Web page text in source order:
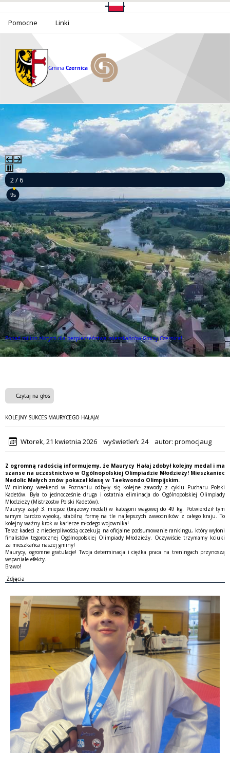
Pomocne Linki
Gmina Czernica
2 / 6
8s
Ponad milion złotych dla bezpieczeństwa mieszkańców Gminy Czernica!
Ponad milion złotych dla bezpieczeństwa mieszkańców Gminy Czernica!
Czytaj na głos
KOLEJNY SUKCES MAURYCEGO HAŁAJA!
Wtorek, 21 kwietnia 2026 wyświetleń: 24autor: promocjaug
Z ogromną radością informujemy, że Maurycy Hałaj zdobył kolejny medal i ma
szanse na uczestnictwo w Ogólnopolskiej Olimpiadzie Młodzieży! Mieszkaniec
Nadolic Małych znów pokazał klasę w Taekwondo Olimpijskim.
W miniony weekend w Poznaniu odbyły się kolejne zawody z cyklu Pucharu Polski
Kadetów. Była to jednocześnie druga i ostatnia eliminacja do Ogólnopolskiej Olimpiady
Młodzieży (Mistrzostw Polski Kadetów).
Maurycy zajął 3. miejsce (brązowy medal) w kategorii wagowej do 49 kg. Potwierdził tym
samym bardzo wysoką, stabilną formę na tle najlepszych zawodników z całego kraju. To
kolejny ważny krok w karierze młodego wojownika!
Teraz kadeci z niecierpliwością oczekują na oficjalne podsumowanie rankingu, który wyłoni
finalistów tegorocznej Ogólnopolskiej Olimpiady Młodzieży. Oczywiście trzymamy kciuki
za mieszkańca naszej gminy!
Maurycy, ogromne gratulacje! Twoja determinacja i ciężka praca na treningach przynoszą
wspaniałe efekty.
Brawo!
Zdjęcia